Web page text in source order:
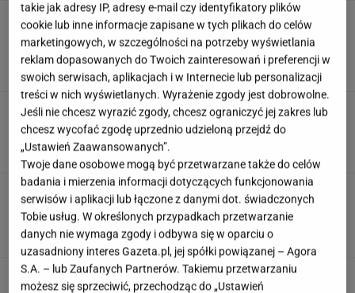
Siedem lat gehenny. "Spłacamy
kredyty za mieszkania, w których mieszkają
ludzie dewelopera"
SUBSKRYPCJA
Wiadomo, ile emerytury dostaje Kwaśniewska.
Kwota zaskakuje
Oto auto z paliwem, które może
zastąpić diesla. Frytura i olej roślinny
TOMASZ OKUROWSKI
Rolnik zaorał nowy asfalt za 400 tys. zł.
takie jak adresy IP, adresy e-mail czy identyfikatory plików
cookie lub inne informacje zapisane w tych plikach do celów
marketingowych, w szczególności na potrzeby wyświetlania
reklam dopasowanych do Twoich zainteresowań i preferencji w
swoich serwisach, aplikacjach i w Internecie lub personalizacji
treści w nich wyświetlanych. Wyrażenie zgody jest dobrowolne.
Jeśli nie chcesz wyrazić zgody, chcesz ograniczyć jej zakres lub
chcesz wycofać zgodę uprzednio udzieloną przejdź do
„Ustawień Zaawansowanych”.
Twoje dane osobowe mogą być przetwarzane także do celów
badania i mierzenia informacji dotyczących funkcjonowania
serwisów i aplikacji lub łączone z danymi dot. świadczonych
Tobie usług. W określonych przypadkach przetwarzanie
danych nie wymaga zgody i odbywa się w oparciu o
uzasadniony interes Gazeta.pl, jej spółki powiązanej – Agora
S.A. – lub Zaufanych Partnerów. Takiemu przetwarzaniu
możesz się sprzeciwić, przechodząc do „Ustawień